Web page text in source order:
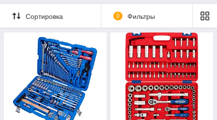
Сортировка 0 Фильтры